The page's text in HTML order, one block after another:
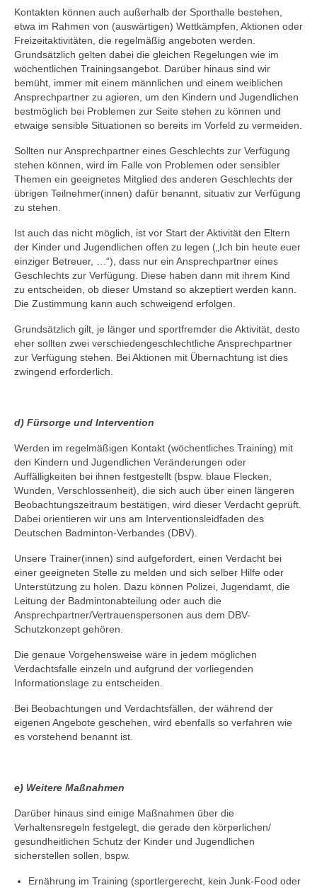
Kontakten können auch außerhalb der Sporthalle bestehen,
etwa im Rahmen von (auswärtigen) Wettkämpfen, Aktionen oder
Freizeitaktivitäten, die regelmäßig angeboten werden.
Grundsätzlich gelten dabei die gleichen Regelungen wie im
wöchentlichen Trainingsangebot. Darüber hinaus sind wir
bemüht, immer mit einem männlichen und einem weiblichen
Ansprechpartner zu agieren, um den Kindern und Jugendlichen
bestmöglich bei Problemen zur Seite stehen zu können und
etwaige sensible Situationen so bereits im Vorfeld zu vermeiden.
Sollten nur Ansprechpartner eines Geschlechts zur Verfügung
stehen können, wird im Falle von Problemen oder sensibler
Themen ein geeignetes Mitglied des anderen Geschlechts der
übrigen Teilnehmer(innen) dafür benannt, situativ zur Verfügung
zu stehen.
Ist auch das nicht möglich, ist vor Start der Aktivität den Eltern
der Kinder und Jugendlichen offen zu legen („Ich bin heute euer
einziger Betreuer, …“), dass nur ein Ansprechpartner eines
Geschlechts zur Verfügung. Diese haben dann mit ihrem Kind
zu entscheiden, ob dieser Umstand so akzeptiert werden kann.
Die Zustimmung kann auch schweigend erfolgen.
Grundsätzlich gilt, je länger und sportfremder die Aktivität, desto
eher sollten zwei verschiedengeschlechtliche Ansprechpartner
zur Verfügung stehen. Bei Aktionen mit Übernachtung ist dies
zwingend erforderlich.
d) Fürsorge und Intervention
Werden im regelmäßigen Kontakt (wöchentliches Training) mit
den Kindern und Jugendlichen Veränderungen oder
Auffälligkeiten bei ihnen festgestellt (bspw. blaue Flecken,
Wunden, Verschlossenheit), die sich auch über einen längeren
Beobachtungszeitraum bestätigen, wird dieser Verdacht geprüft.
Dabei orientieren wir uns am Interventionsleidfaden des
Deutschen Badminton-Verbandes (DBV).
Unsere Trainer(innen) sind aufgefordert, einen Verdacht bei
einer geeigneten Stelle zu melden und sich selber Hilfe oder
Unterstützung zu holen. Dazu können Polizei, Jugendamt, die
Leitung der Badmintonabteilung oder auch die
Ansprechpartner/Vertrauenspersonen aus dem DBV-
Schutzkonzept gehören.
Die genaue Vorgehensweise wäre in jedem möglichen
Verdachtsfalle einzeln und aufgrund der vorliegenden
Informationslage zu entscheiden.
Bei Beobachtungen und Verdachtsfällen, der während der
eigenen Angebote geschehen, wird ebenfalls so verfahren wie
es vorstehend benannt ist.
e) Weitere Maßnahmen
Darüber hinaus sind einige Maßnahmen über die
Verhaltensregeln festgelegt, die gerade den körperlichen/
gesundheitlichen Schutz der Kinder und Jugendlichen
sicherstellen sollen, bspw.
Ernährung im Training (sportlergerecht, kein Junk-Food oder